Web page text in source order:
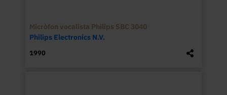
Micròfon vocalista Philips SBC 3040
Philips Electronics N.V.
1990